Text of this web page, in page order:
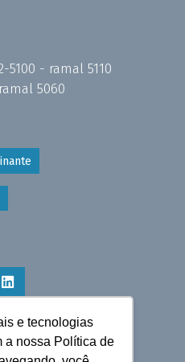
e tecnologias
a nossa Política de
5100 - ramal 5110
5060